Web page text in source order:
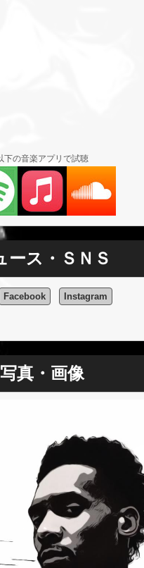
下の音楽アプリで試聴
ース・ＳＮＳ
Facebook Instagram
写真・画像